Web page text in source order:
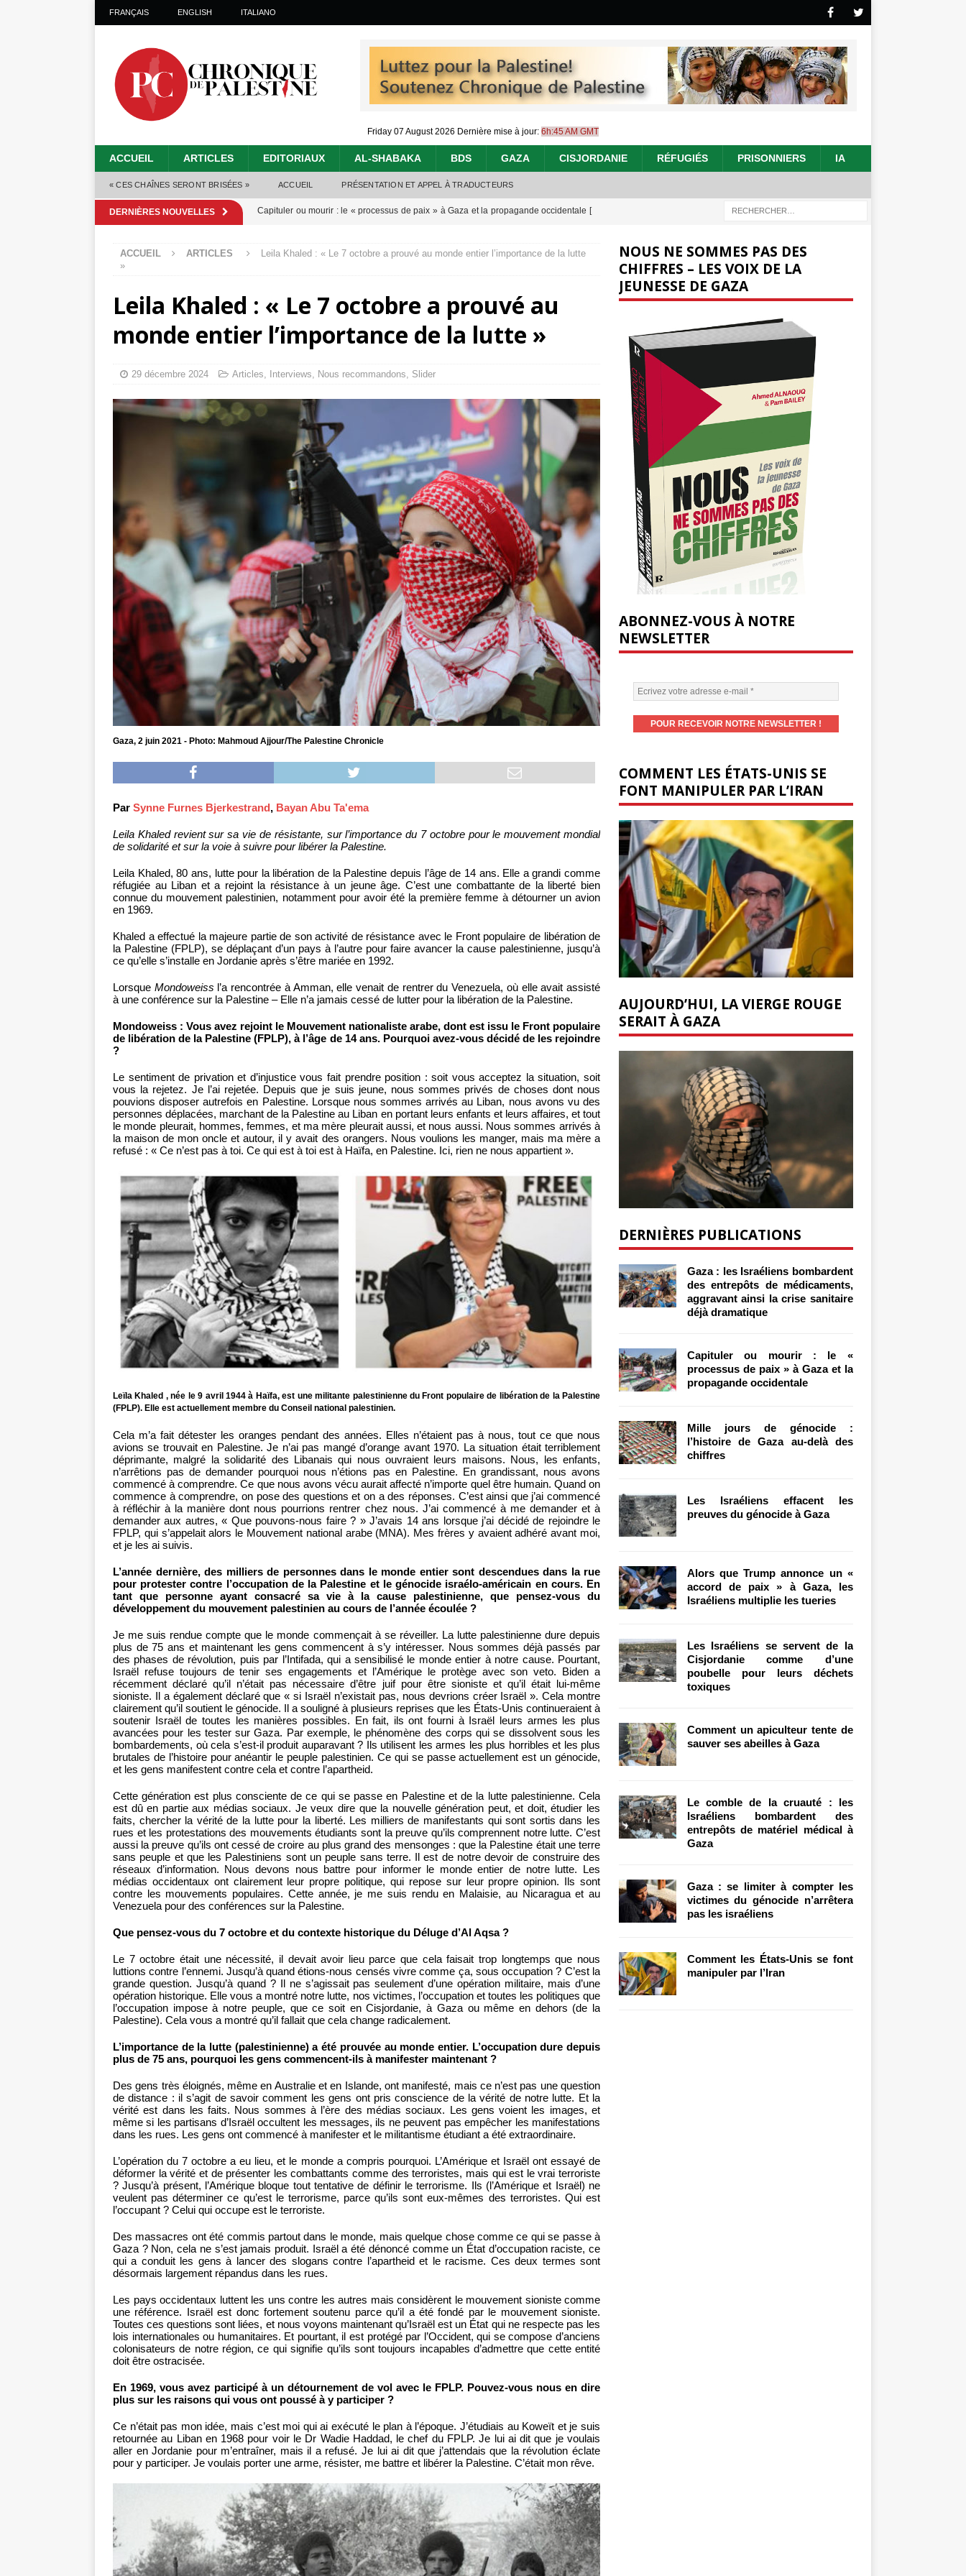
FRANÇAIS ENGLISH ITALIANO
Friday 07 August 2026 Dernière mise à jour: 6h:45 AM GMT
ACCUEIL ARTICLES EDITORIAUX AL-SHABAKA BDS GAZA CISJORDANIE RÉFUGIÉS PRISONNIERS IA
« CES CHAÎNES SERONT BRISÉES » ACCUEIL PRÉSENTATION ET APPEL À TRADUCTEURS
DERNIÈRES NOUVELLES Capituler ou mourir : le « processus de paix » à Gaza et la propagande occidentale [
Mille jours de génocide : l’histoire de Gaza au-delà des chiffres [ 5 août 2026 ]
Alors que Trump annonce un « accord de paix » à Gaza, les Israéliens multiplie les
tueries [ 4 août 2026 ]
crise sanitaire déjà dramatique [ 7 août 2026 ]
ACCUEIL ARTICLES
Leila Khaled : « Le 7 octobre a prouvé au monde entier l’importance de la lutte
»
Leila Khaled : « Le 7 octobre a prouvé au
monde entier l’importance de la lutte »
29 décembre 2024 Articles, Interviews, Nous recommandons, Slider
Gaza, 2 juin 2021 - Photo: Mahmoud Ajjour/The Palestine Chronicle
Par Synne Furnes Bjerkestrand, Bayan Abu Ta'ema
Leila Khaled revient sur sa vie de résistante, sur l’importance du 7 octobre pour le mouvement mondial
de solidarité et sur la voie à suivre pour libérer la Palestine.
Leila Khaled, 80 ans, lutte pour la libération de la Palestine depuis l’âge de 14 ans. Elle a grandi comme
réfugiée au Liban et a rejoint la résistance à un jeune âge. C’est une combattante de la liberté bien
connue du mouvement palestinien, notamment pour avoir été la première femme à détourner un avion
en 1969.
Khaled a effectué la majeure partie de son activité de résistance avec le Front populaire de libération de
la Palestine (FPLP), se déplaçant d’un pays à l’autre pour faire avancer la cause palestinienne, jusqu’à
ce qu’elle s’installe en Jordanie après s’être mariée en 1992.
Lorsque Mondoweiss l’a rencontrée à Amman, elle venait de rentrer du Venezuela, où elle avait assisté
à une conférence sur la Palestine – Elle n’a jamais cessé de lutter pour la libération de la Palestine.
Mondoweiss : Vous avez rejoint le Mouvement nationaliste arabe, dont est issu le Front populaire
de libération de la Palestine (FPLP), à l’âge de 14 ans. Pourquoi avez-vous décidé de les rejoindre
?
Le sentiment de privation et d’injustice vous fait prendre position : soit vous acceptez la situation, soit
vous la rejetez. Je l’ai rejetée. Depuis que je suis jeune, nous sommes privés de choses dont nous
pouvions disposer autrefois en Palestine. Lorsque nous sommes arrivés au Liban, nous avons vu des
personnes déplacées, marchant de la Palestine au Liban en portant leurs enfants et leurs affaires, et tout
le monde pleurait, hommes, femmes, et ma mère pleurait aussi, et nous aussi. Nous sommes arrivés à
la maison de mon oncle et autour, il y avait des orangers. Nous voulions les manger, mais ma mère a
refusé : « Ce n’est pas à toi. Ce qui est à toi est à Haïfa, en Palestine. Ici, rien ne nous appartient ».
Leïla Khaled , née le 9 avril 1944 à Haïfa, est une militante palestinienne du Front populaire de libération de la Palestine
(FPLP). Elle est actuellement membre du Conseil national palestinien.
Cela m’a fait détester les oranges pendant des années. Elles n’étaient pas à nous, tout ce que nous
avions se trouvait en Palestine. Je n’ai pas mangé d’orange avant 1970. La situation était terriblement
déprimante, malgré la solidarité des Libanais qui nous ouvraient leurs maisons. Nous, les enfants,
n’arrêtions pas de demander pourquoi nous n’étions pas en Palestine. En grandissant, nous avons
commencé à comprendre. Ce que nous avons vécu aurait affecté n’importe quel être humain. Quand on
commence à comprendre, on pose des questions et on a des réponses. C’est ainsi que j’ai commencé
à réfléchir à la manière dont nous pourrions rentrer chez nous. J’ai commencé à me demander et à
demander aux autres, « Que pouvons-nous faire ? » J’avais 14 ans lorsque j’ai décidé de rejoindre le
FPLP, qui s’appelait alors le Mouvement national arabe (MNA). Mes frères y avaient adhéré avant moi,
et je les ai suivis.
L’année dernière, des milliers de personnes dans le monde entier sont descendues dans la rue
pour protester contre l’occupation de la Palestine et le génocide israélo-américain en cours. En
tant que personne ayant consacré sa vie à la cause palestinienne, que pensez-vous du
développement du mouvement palestinien au cours de l’année écoulée ?
Je me suis rendue compte que le monde commençait à se réveiller. La lutte palestinienne dure depuis
plus de 75 ans et maintenant les gens commencent à s’y intéresser. Nous sommes déjà passés par
des phases de révolution, puis par l’Intifada, qui a sensibilisé le monde entier à notre cause. Pourtant,
Israël refuse toujours de tenir ses engagements et l’Amérique le protège avec son veto. Biden a
récemment déclaré qu’il n’était pas nécessaire d’être juif pour être sioniste et qu’il était lui-même
sioniste. Il a également déclaré que « si Israël n’existait pas, nous devrions créer Israël ». Cela montre
clairement qu’il soutient le génocide. Il a souligné à plusieurs reprises que les États-Unis continueraient à
soutenir Israël de toutes les manières possibles. En fait, ils ont fourni à Israël leurs armes les plus
avancées pour les tester sur Gaza. Par exemple, le phénomène des corps qui se dissolvent sous les
bombardements, où cela s’est-il produit auparavant ? Ils utilisent les armes les plus horribles et les plus
brutales de l’histoire pour anéantir le peuple palestinien. Ce qui se passe actuellement est un génocide,
et les gens manifestent contre cela et contre l’apartheid.
Cette génération est plus consciente de ce qui se passe en Palestine et de la lutte palestinienne. Cela
est dû en partie aux médias sociaux. Je veux dire que la nouvelle génération peut, et doit, étudier les
faits, chercher la vérité de la lutte pour la liberté. Les milliers de manifestants qui sont sortis dans les
rues et les protestations des mouvements étudiants sont la preuve qu’ils comprennent notre lutte. C’est
aussi la preuve qu’ils ont cessé de croire au plus grand des mensonges : que la Palestine était une terre
sans peuple et que les Palestiniens sont un peuple sans terre. Il est de notre devoir de construire des
réseaux d’information. Nous devons nous battre pour informer le monde entier de notre lutte. Les
médias occidentaux ont clairement leur propre politique, qui repose sur leur propre opinion. Ils sont
contre les mouvements populaires. Cette année, je me suis rendu en Malaisie, au Nicaragua et au
Venezuela pour des conférences sur la Palestine.
Que pensez-vous du 7 octobre et du contexte historique du Déluge d’Al Aqsa ?
Le 7 octobre était une nécessité, il devait avoir lieu parce que cela faisait trop longtemps que nous
luttions contre l’ennemi. Jusqu’à quand étions-nous censés vivre comme ça, sous occupation ? C’est la
grande question. Jusqu’à quand ? Il ne s’agissait pas seulement d’une opération militaire, mais d’une
opération historique. Elle vous a montré notre lutte, nos victimes, l’occupation et toutes les politiques que
l’occupation impose à notre peuple, que ce soit en Cisjordanie, à Gaza ou même en dehors (de la
Palestine). Cela vous a montré qu’il fallait que cela change radicalement.
L’importance de la lutte (palestinienne) a été prouvée au monde entier. L’occupation dure depuis
plus de 75 ans, pourquoi les gens commencent-ils à manifester maintenant ?
Des gens très éloignés, même en Australie et en Islande, ont manifesté, mais ce n’est pas une question
de distance : il s’agit de savoir comment les gens ont pris conscience de la vérité de notre lutte. Et la
vérité est dans les faits. Nous sommes à l’ère des médias sociaux. Les gens voient les images, et
même si les partisans d’Israël occultent les messages, ils ne peuvent pas empêcher les manifestations
dans les rues. Les gens ont commencé à manifester et le militantisme étudiant a été extraordinaire.
L’opération du 7 octobre a eu lieu, et le monde a compris pourquoi. L’Amérique et Israël ont essayé de
déformer la vérité et de présenter les combattants comme des terroristes, mais qui est le vrai terroriste
? Jusqu’à présent, l’Amérique bloque tout tentative de définir le terrorisme. Ils (l’Amérique et Israël) ne
veulent pas déterminer ce qu’est le terrorisme, parce qu’ils sont eux-mêmes des terroristes. Qui est
l’occupant ? Celui qui occupe est le terroriste.
Des massacres ont été commis partout dans le monde, mais quelque chose comme ce qui se passe à
Gaza ? Non, cela ne s’est jamais produit. Israël a été dénoncé comme un État d’occupation raciste, ce
qui a conduit les gens à lancer des slogans contre l’apartheid et le racisme. Ces deux termes sont
désormais largement répandus dans les rues.
Les pays occidentaux luttent les uns contre les autres mais considèrent le mouvement sioniste comme
une référence. Israël est donc fortement soutenu parce qu’il a été fondé par le mouvement sioniste.
Toutes ces questions sont liées, et nous voyons maintenant qu’Israël est un État qui ne respecte pas les
lois internationales ou humanitaires. Et pourtant, il est protégé par l’Occident, qui se compose d’anciens
colonisateurs de notre région, ce qui signifie qu’ils sont toujours incapables d’admettre que cette entité
doit être ostracisée.
En 1969, vous avez participé à un détournement de vol avec le FPLP. Pouvez-vous nous en dire
plus sur les raisons qui vous ont poussé à y participer ?
Ce n’était pas mon idée, mais c’est moi qui ai exécuté le plan à l’époque. J’étudiais au Koweït et je suis
retournée au Liban en 1968 pour voir le Dr Wadie Haddad, le chef du FPLP. Je lui ai dit que je voulais
aller en Jordanie pour m’entraîner, mais il a refusé. Je lui ai dit que j’attendais que la révolution éclate
pour y participer. Je voulais porter une arme, résister, me battre et libérer la Palestine. C’était mon rêve.
NOUS NE SOMMES PAS DES
CHIFFRES – LES VOIX DE LA
JEUNESSE DE GAZA
ABONNEZ-VOUS À NOTRE
NEWSLETTER
COMMENT LES ÉTATS-UNIS SE
FONT MANIPULER PAR L’IRAN
AUJOURD’HUI, LA VIERGE ROUGE
SERAIT À GAZA
DERNIÈRES PUBLICATIONS
Gaza : les Israéliens bombardent
des entrepôts de médicaments,
aggravant ainsi la crise sanitaire
déjà dramatique
Capituler ou mourir : le «
processus de paix » à Gaza et la
propagande occidentale
Mille jours de génocide :
l’histoire de Gaza au-delà des
chiffres
Les Israéliens effacent les
preuves du génocide à Gaza
Alors que Trump annonce un «
accord de paix » à Gaza, les
Israéliens multiplie les tueries
Les Israéliens se servent de la
Cisjordanie comme d’une
poubelle pour leurs déchets
toxiques
Comment un apiculteur tente de
sauver ses abeilles à Gaza
Le comble de la cruauté : les
Israéliens bombardent des
entrepôts de matériel médical à
Gaza
Gaza : se limiter à compter les
victimes du génocide n’arrêtera
pas les israéliens
Comment les États-Unis se font
manipuler par l’Iran